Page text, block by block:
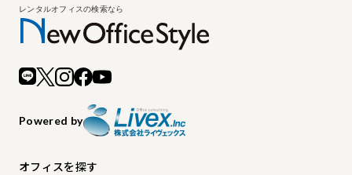
Powered by
オフィスを探す